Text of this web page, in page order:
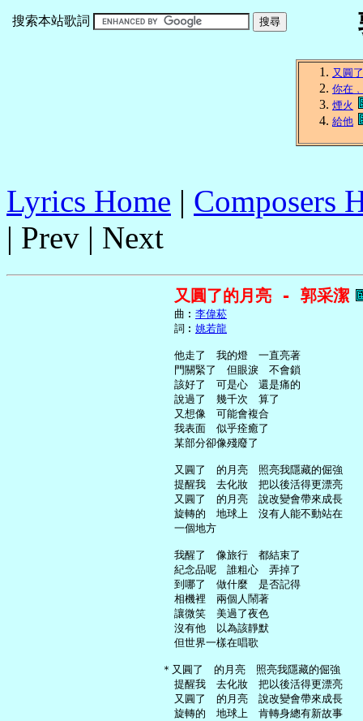
搜索本站歌詞
又圓
你在
煙火
給他
Lyrics Home | Composers
| Prev | Next
又圓了的月亮 - 郭采潔
     曲︰
李偉菘
     詞︰
姚若龍
     他走了　我的燈　一直亮著
     門關緊了　但眼淚　不會鎖
     該好了　可是心　還是痛的
     說過了　幾千次　算了
     又想像　可能會複合
     我表面　似乎痊癒了
     某部分卻像殘廢了
     又圓了　的月亮　照亮我隱藏的倔強
     提醒我　去化妝　把以後活得更漂亮
     又圓了　的月亮　說改變會帶來成長
     旋轉的　地球上　沒有人能不動站在
     一個地方
     我醒了　像旅行　都結束了
     紀念品呢　誰粗心　弄掉了
     到哪了　做什麼　是否記得
     相機裡　兩個人鬧著
     讓微笑　美過了夜色
     沒有他　以為該靜默
     但世界一樣在唱歌
   ＊又圓了　的月亮　照亮我隱藏的倔強
     提醒我　去化妝　把以後活得更漂亮
     又圓了　的月亮　說改變會帶來成長
     旋轉的　地球上　肯轉身總有新故事